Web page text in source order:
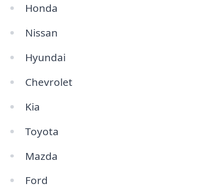
Honda
Nissan
Hyundai
Chevrolet
Kia
Toyota
Mazda
Ford